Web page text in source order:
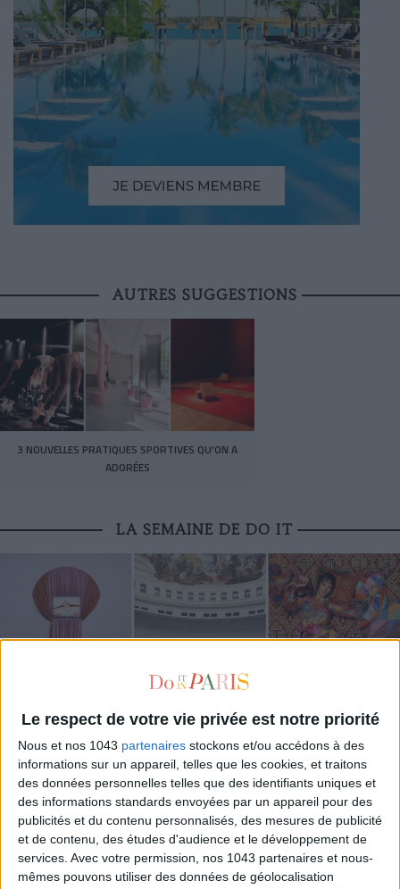
Le respect de votre vie privée est notre priorité
Nous et nos 1043 partenaires stockons et/ou accédons à des
informations sur un appareil, telles que les cookies, et traitons
des données personnelles telles que des identifiants uniques et
des informations standards envoyées par un appareil pour des
publicités et du contenu personnalisés, des mesures de publicité
et de contenu, des études d'audience et le développement de
services. Avec votre permission, nos 1043 partenaires et nous-
mêmes pouvons utiliser des données de géolocalisation
AUTRES SUGGESTIONS
3 NOUVELLES PRATIQUES SPORTIVES QU’ON A
ADORÉES
LA SEMAINE DE DO IT
LES EXPOS À RATTRAPER À TOUT PRIX CET ÉTÉ